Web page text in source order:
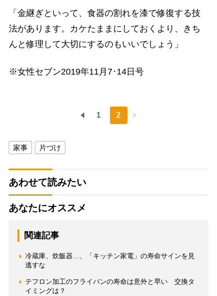
「金継ぎといって、食器の割れを漆で修復する技
法があります。カケたままにしておくより、きち
んと修理して大切にするのもいいでしょう」
※女性セブン2019年11月7･14日号
1 2
家事 片づけ
あわせて読みたい
あなたにオススメ
関連記事
冷蔵庫、炊飯器…、「キッチン家電」の寿命サインを見
逃すな
テフロン加工のフライパンの寿命は意外と早い 交換タ
イミングは？